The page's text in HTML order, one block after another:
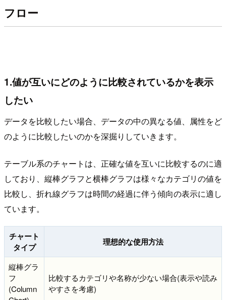
フロー
1.値が互いにどのように比較されているかを表示
したい
データを比較したい場合、データの中の異なる値、属性をど
のように比較したいのかを深掘りしていきます。
テーブル系のチャートは、正確な値を互いに比較するのに適
しており、縦棒グラフと横棒グラフは様々なカテゴリの値を
比較し、折れ線グラフは時間の経過に伴う傾向の表示に適し
ています。
チャート
タイプ
理想的な使用方法
縦棒グラ
フ
(Column
比較するカテゴリや名称が少ない場合(表示や読み
やすさを考慮)